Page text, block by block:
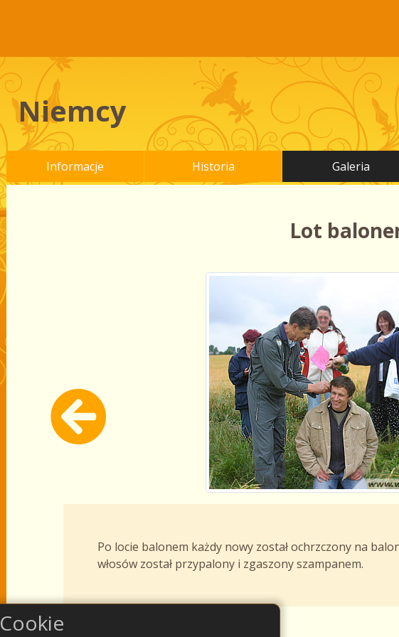
Niemcy
Informacje Historia Galeria
Lot
Po locie balonem każdy nowy został ochrzczony na
włosów został przypalony i zgaszony szampanem.
Cookie